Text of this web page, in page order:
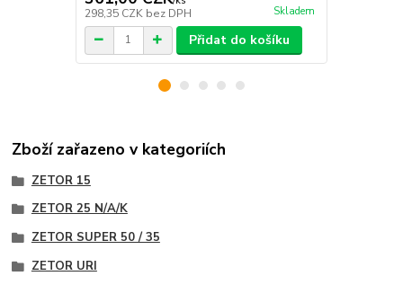
298,35 CZK bez DPH Skladem
Přidat do košíku
Zboží zařazeno v kategoriích
ZETOR 15
ZETOR 25 N/A/K
ZETOR SUPER 50 / 35
ZETOR URI